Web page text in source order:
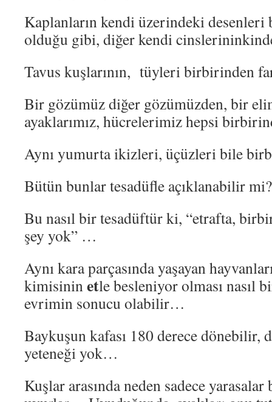
Kaplanların kendi üzerindeki
olduğu gibi, diğer kendi
Tavus kuşlarının, tüyleri birbirinden
Bir gözümüz diğer gözümüzden, bir
ayaklarımız, hücrelerimiz hepsi
Aynı yumurta ikizleri, üçüzleri bile
Bütün bunlar tesadüfle açıklanabilir mi?
Bu nasıl bir tesadüftür ki, “etrafta,
şey yok” …
Aynı kara parçasında yaşayan
kimisininetle besleniyor olması nasıl
evrimin sonucu olabilir…
Baykuşun kafası 180 derece dönebilir,
yeteneği yok…
Kuşlar arasında neden sadece yarasalar